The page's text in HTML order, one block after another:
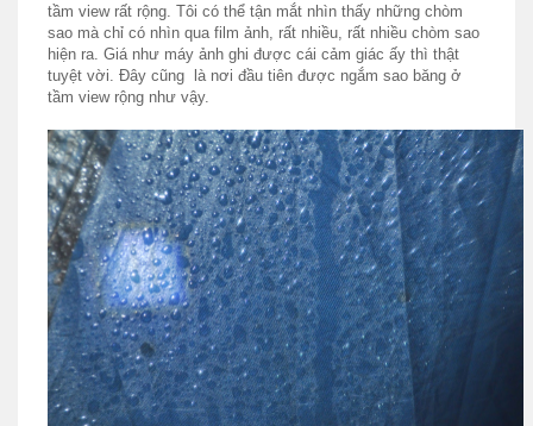
tầm view rất rộng. Tôi có thể tận mắt nhìn thấy những chòm
sao mà chỉ có nhìn qua film ảnh, rất nhiều, rất nhiều chòm sao
hiện ra. Giá như máy ảnh ghi được cái cảm giác ấy thì thật
tuyệt vời. Đây cũng là nơi đầu tiên được ngắm sao băng ở
tầm view rộng như vậy.